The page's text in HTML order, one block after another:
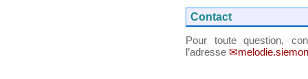
Contact
Pour toute question,
l’adresse